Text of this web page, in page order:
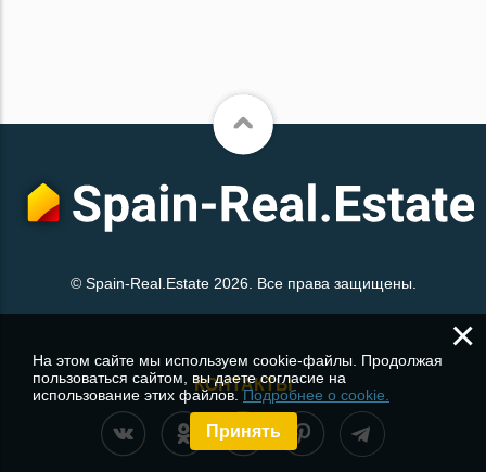
© Spain-Real.Estate 2026. Все права защищены.
КОНТАКТЫ
×
На этом сайте мы используем cookie-файлы. Продолжая
пользоваться сайтом, вы даете согласие на
использование этих файлов.Подробнее о cookie.
Принять